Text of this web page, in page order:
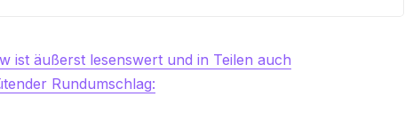
ist äußerst lesenswert und in Teilen auch
Rundumschlag: